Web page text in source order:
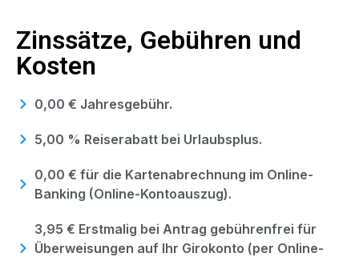
Zinssätze, Gebühren und
Kosten
0,00 € Jahresgebühr.
5,00 % Reiserabatt bei Urlaubsplus.
0,00 € für die Kartenabrechnung im Online-
Banking (Online-Kontoauszug).
3,95 € Erstmalig bei Antrag gebührenfrei für
Überweisungen auf Ihr Girokonto (per Online-